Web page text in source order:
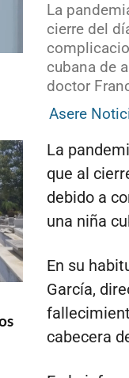
La
cierre del
cubana de
doctor
Asere
La
que al
debido a
una niña
En su
García,
cabecera